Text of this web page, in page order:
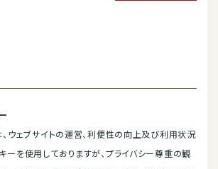
、ウェブサイトの運営、利便性の向上及び利用状況
ーを使用しておりますが、プライバシー尊重の観